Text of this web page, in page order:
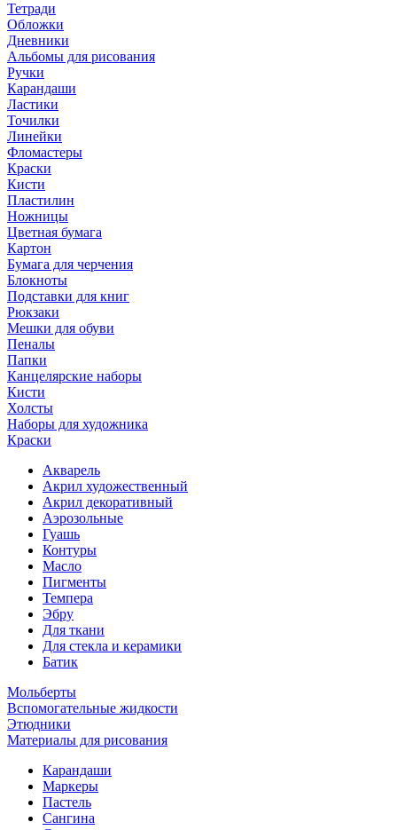
Тетради
Обложки
Дневники
Альбомы для рисования
Ручки
Карандаши
Ластики
Точилки
Линейки
Фломастеры
Краски
Кисти
Пластилин
Ножницы
Цветная бумага
Картон
Бумага для черчения
Блокноты
Подставки для книг
Рюкзаки
Мешки для обуви
Пеналы
Папки
Канцелярские наборы
Кисти
Холсты
Наборы для художника
Краски
Акварель
Акрил художественный
Акрил декоративный
Аэрозольные
Гуашь
Контуры
Масло
Пигменты
Темпера
Эбру
Для ткани
Для стекла и керамики
Батик
Мольберты
Вспомогательные жидкости
Этюдники
Материалы для рисования
Карандаши
Маркеры
Пастель
Сангина